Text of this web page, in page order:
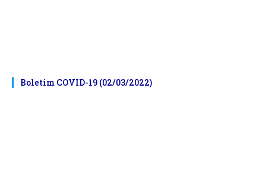
Boletim COVID-19 (02/03/2022)